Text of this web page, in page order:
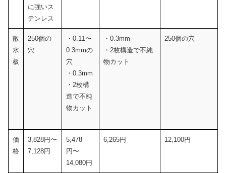
に強いス
テンレス
散
水
板
250個の
穴
・0.11〜
0.3mmの
穴
・0.3mm
・2枚構
造で不純
物カット
・0.3mm
・2枚構造で不純
物カット
250個の穴
価
格
3,828円〜
7,128円
5,478
円〜
14,080円
6,265円 12,100円